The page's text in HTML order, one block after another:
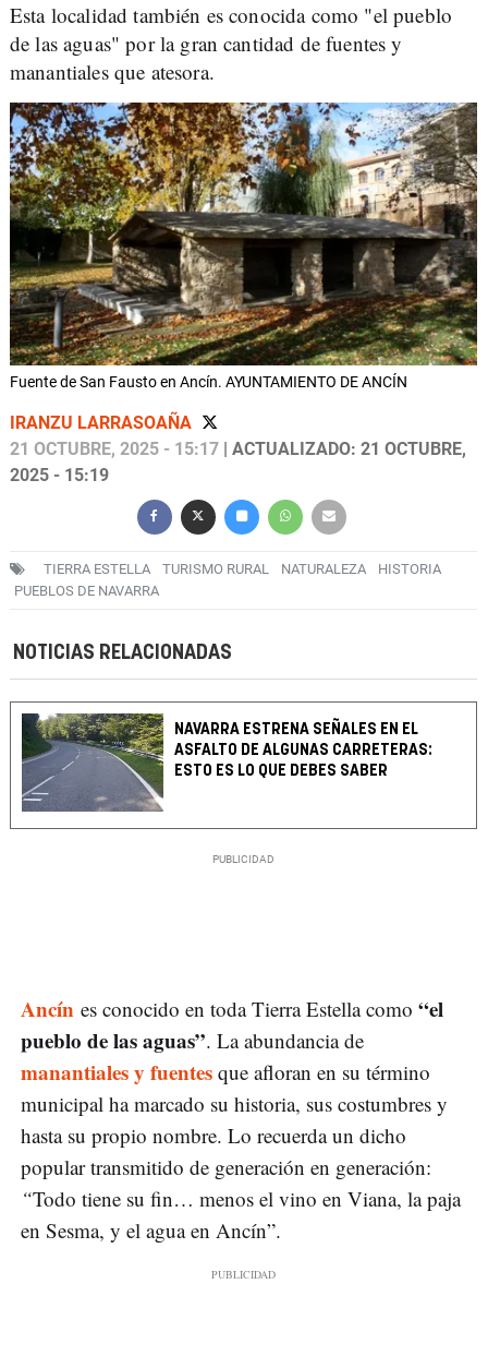
Esta localidad también es conocida como "el pueblo
de las aguas" por la gran cantidad de fuentes y
manantiales que atesora.
Fuente de San Fausto en Ancín. AYUNTAMIENTO DE ANCÍN
IRANZU LARRASOAÑA
21 OCTUBRE, 2025 - 15:17 | ACTUALIZADO: 21 OCTUBRE,
2025 - 15:19
TIERRA ESTELLA TURISMO RURAL NATURALEZA
HISTORIA
PUEBLOS DE NAVARRA
NOTICIAS RELACIONADAS
NAVARRA ESTRENA SEÑALES EN EL
ASFALTO DE ALGUNAS CARRETERAS:
ESTO ES LO QUE DEBES SABER
Ancín es conocido en toda Tierra Estella como “el
pueblo de las aguas”. La abundancia de
manantiales y fuentes que afloran en su término
municipal ha marcado su historia, sus costumbres y
hasta su propio nombre. Lo recuerda un dicho
popular transmitido de generación en generación:
“Todo tiene su fin… menos el vino en Viana, la paja
en Sesma, y el agua en Ancín”.